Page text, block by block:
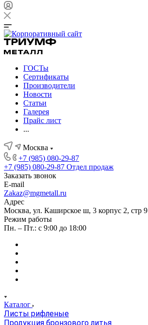
ГОСТы
Сертификаты
Производители
Новости
Статьи
Галерея
Прайс лист
...
Москва
+7 (985) 080-29-87
+7 (985) 080-29-87 Отдел продаж
Заказать звонок
E-mail
Zakaz@mgmetall.ru
Адрес
Москва, ул. Каширское ш, 3 корпус 2, стр 9
Режим работы
Пн. – Пт.: с 9:00 до 18:00
Каталог
Листы рифленые
Продукция бронзового литья